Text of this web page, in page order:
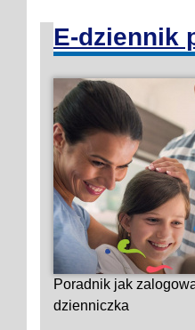
E-dziennik
Poradnik jak
dzienniczka